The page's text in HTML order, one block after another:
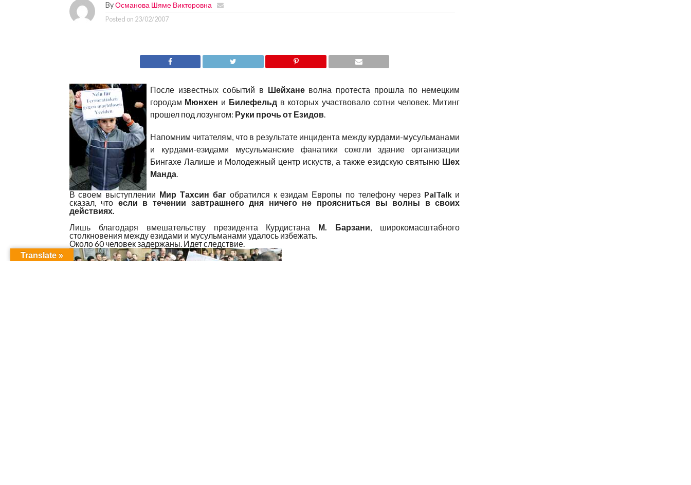
ByОсманова Шяме Викторовна
Posted on 23/02/2007
После известных событий в Шейхане волна протеста прошла по немецким
городам Мюнхен и Билефельд в которых участвовало сотни человек. Митинг
прошел под лозунгом: Руки прочь от Езидов.
Напомним читателям, что в результате инцидента между курдами-мусульманами
и курдами-езидами мусульманские фанатики сожгли здание организации
Бингахе Лалише и Молодежный центр искуств, а также езидскую святыню Шех
Манда.
В своем выступлении Мир Тахсин багобратился к езидам Европы по телефону через PalTalk и
сказал, что если в течении завтрашнего дня ничего не проясниться вы волны в своих
действиях.
Лишь благодаря вмешательству президента Курдистана М. Барзани, широкомасштабного
столкновения между езидами и мусульманами удалось избежать.
Около 60 человек задержаны. Идет следствие.
Translate »